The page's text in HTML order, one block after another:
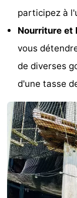
Zeeland
Schouwen-
Duiveland
Renesse
-
Brouwershaven
Bruinisse
-
Zierikzee
-
participez à
Nourriture et
vous
de diverses
d'une tasse